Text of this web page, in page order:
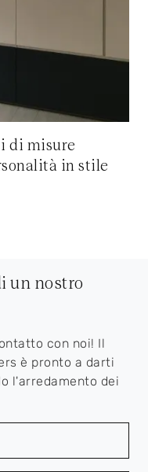
di misure
in stile
un nostro
con noi! Il
è pronto a darti
l'arredamento dei